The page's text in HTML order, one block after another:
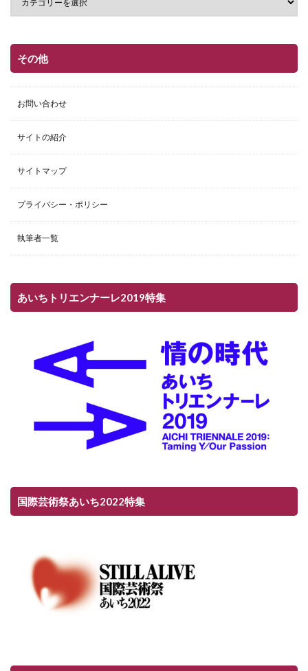
その他
お問い合わせ
サイトの紹介
サイトマップ
プライバシー・ポリシー
執筆者一覧
あいちトリエンナーレ2019特集
国際芸術祭あいち2022特集